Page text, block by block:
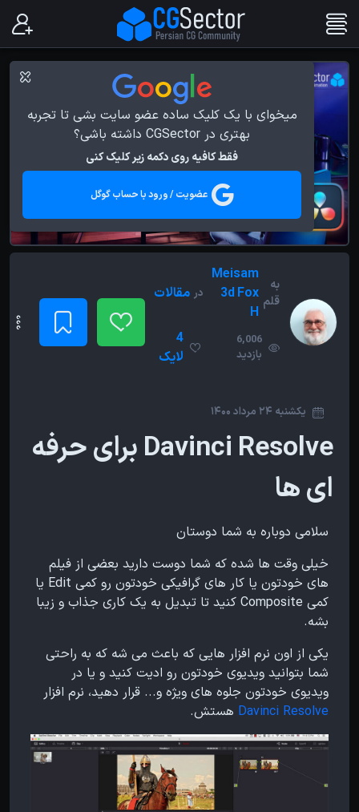
میخوای با یک کلیک ساده عضو سایت بشی تا تجربه
بهتری در CGSector داشته باشی؟
فقط کافیه روی دکمه زیر کلیک کنی
عضویت / ورود با حساب گوگل
به
قلم
Meisam
3d Fox
H
در مقالات
6,006
بازدید
4
لایک
یکشنبه 24 مرداد 1400
Davinci Resolve برای حرفه
ای ها
سلامی دوباره به شما دوستان
خیلی وقت ها شده که شما دوست دارید بعضی از فیلم
های خودتون یا کار های گرافیکی خودتون رو کمی Edit یا
کمی Composite کنید تا تبدیل به یک کاری جذاب و زیبا
بشه.
یکی از اون نرم افزار هایی که باعث می شه که به راحتی
شما بتوانید ویدیوی خودتون رو ادیت کنید و یا در
ویدیوی خودتون جلوه های ویژه و... قرار دهید، نرم افزار
Davinci Resolve هستش.